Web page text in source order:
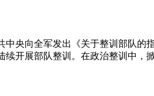
央向全军发出《关于整训部队的指
续开展部队整训。在政治整训中